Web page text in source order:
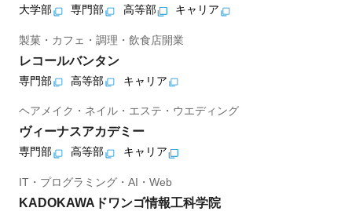
大学部 専門部 高等部 キャリア
製菓・カフェ・調理・飲食店開業
レコールバンタン
専門部 高等部 キャリア
ヘアメイク・ネイル・エステ・ウエディング
ヴィーナスアカデミー
専門部 高等部 キャリア
IT・プログラミング・AI・Web
KADOKAWAドワンゴ情報工科学院